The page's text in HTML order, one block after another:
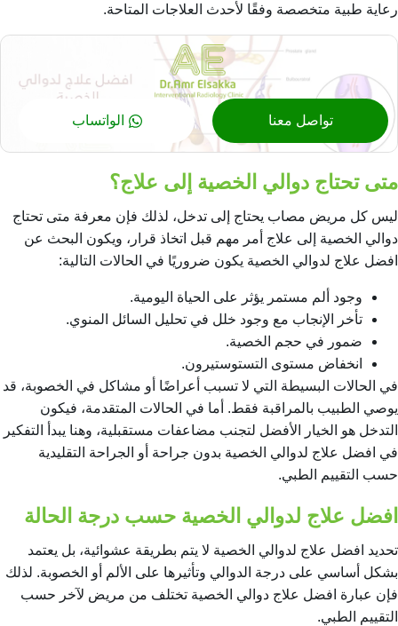
رعاية طبية متخصصة وفقًا لأحدث العلاجات المتاحة.
تواصل معنا الواتساب
متى تحتاج دوالي الخصية إلى علاج؟
ليس كل مريض مصاب يحتاج إلى تدخل، لذلك فإن معرفة متى تحتاج
دوالي الخصية إلى علاج أمر مهم قبل اتخاذ قرار، ويكون البحث عن
افضل علاج لدوالي الخصية يكون ضروريًا في الحالات التالية:
وجود ألم مستمر يؤثر على الحياة اليومية.
تأخر الإنجاب مع وجود خلل في تحليل السائل المنوي.
ضمور في حجم الخصية.
انخفاض مستوى التستوستيرون.
في الحالات البسيطة التي لا تسبب أعراضًا أو مشاكل في الخصوبة، قد
يوصي الطبيب بالمراقبة فقط. أما في الحالات المتقدمة، فيكون
التدخل هو الخيار الأفضل لتجنب مضاعفات مستقبلية، وهنا يبدأ التفكير
في افضل علاج لدوالي الخصية بدون جراحة أو الجراحة التقليدية
حسب التقييم الطبي.
افضل علاج لدوالي الخصية حسب درجة الحالة
تحديد افضل علاج لدوالي الخصية لا يتم بطريقة عشوائية، بل يعتمد
بشكل أساسي على درجة الدوالي وتأثيرها على الألم أو الخصوبة. لذلك
فإن عبارة افضل علاج دوالي الخصية تختلف من مريض لآخر حسب
التقييم الطبي.